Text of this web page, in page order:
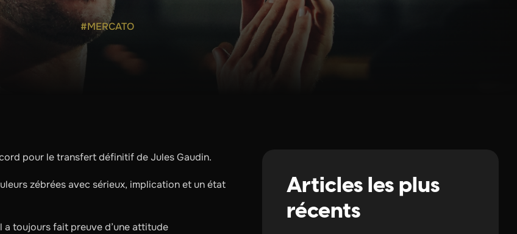
#MERCATO
pour le transfert définitif de Jules Gaudin.
zébrées avec sérieux, implication et un état
a toujours fait preuve d’une attitude
Articles les plus
récents